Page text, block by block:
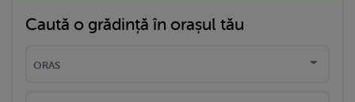
Caută o grădință în orașul tău